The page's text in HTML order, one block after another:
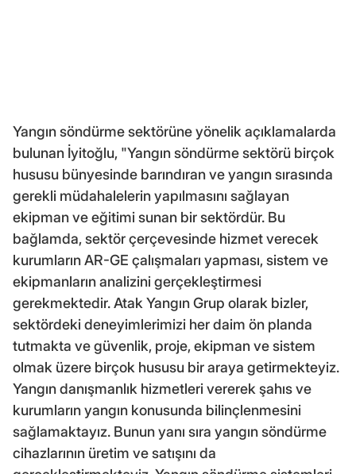
Yangın söndürme sektörüne yönelik açıklamalarda
bulunan İyitoğlu, "Yangın söndürme sektörü birçok
hususu bünyesinde barındıran ve yangın sırasında
gerekli müdahalelerin yapılmasını sağlayan
ekipman ve eğitimi sunan bir sektördür. Bu
bağlamda, sektör çerçevesinde hizmet verecek
kurumların AR-GE çalışmaları yapması, sistem ve
ekipmanların analizini gerçekleştirmesi
gerekmektedir. Atak Yangın Grup olarak bizler,
sektördeki deneyimlerimizi her daim ön planda
tutmakta ve güvenlik, proje, ekipman ve sistem
olmak üzere birçok hususu bir araya getirmekteyiz.
Yangın danışmanlık hizmetleri vererek şahıs ve
kurumların yangın konusunda bilinçlenmesini
sağlamaktayız. Bunun yanı sıra yangın söndürme
cihazlarının üretim ve satışını da